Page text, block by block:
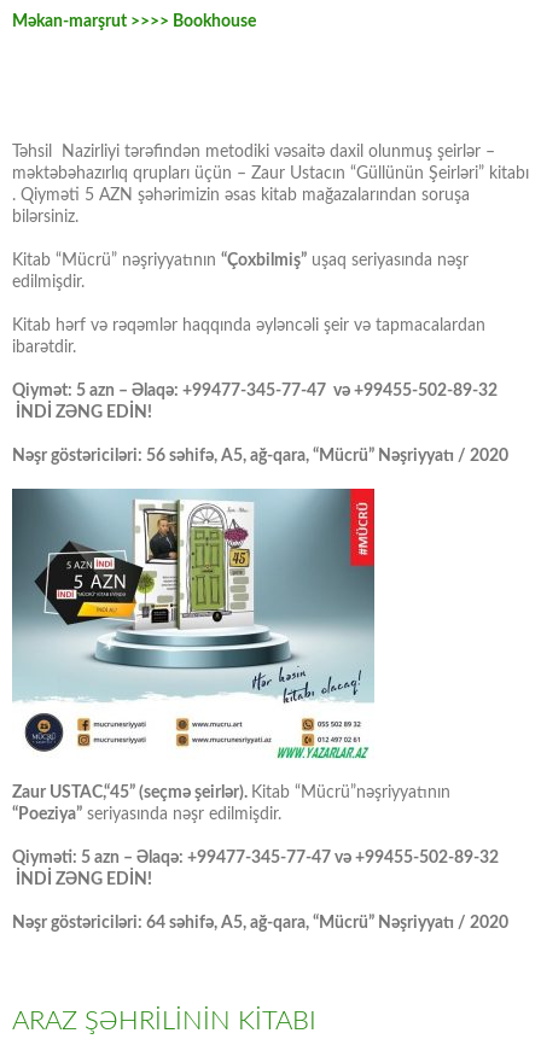
Məkan-marşrut >>>> Bookhouse
Təhsil Nazirliyi tərəfindən metodiki vəsaitə daxil olunmuş şeirlər –
məktəbəhazırlıq qrupları üçün – Zaur Ustacın “Güllünün Şeirləri” kitabı
. Qiyməti 5 AZN şəhərimizin əsas kitab mağazalarından soruşa
bilərsiniz.
Kitab “Mücrü” nəşriyyatının “Çoxbilmiş” uşaq seriyasında nəşr
edilmişdir.
Kitab hərf və rəqəmlər haqqında əyləncəli şeir və tapmacalardan
ibarətdir.
Qiymət: 5 azn – Əlaqə: +99477-345-77-47 və +99455-502-89-32
İNDİ ZƏNG EDİN!
Nəşr göstəriciləri: 56 səhifə, A5, ağ-qara, “Mücrü” Nəşriyyatı / 2020
Zaur USTAC,“45” (seçmə şeirlər). Kitab “Mücrü”nəşriyyatının
“Poeziya” seriyasında nəşr edilmişdir.
Qiyməti: 5 azn – Əlaqə: +99477-345-77-47 və +99455-502-89-32
İNDİ ZƏNG EDİN!
Nəşr göstəriciləri: 64 səhifə, A5, ağ-qara, “Mücrü” Nəşriyyatı / 2020
ARAZ ŞƏHRİLİNİN KİTABI